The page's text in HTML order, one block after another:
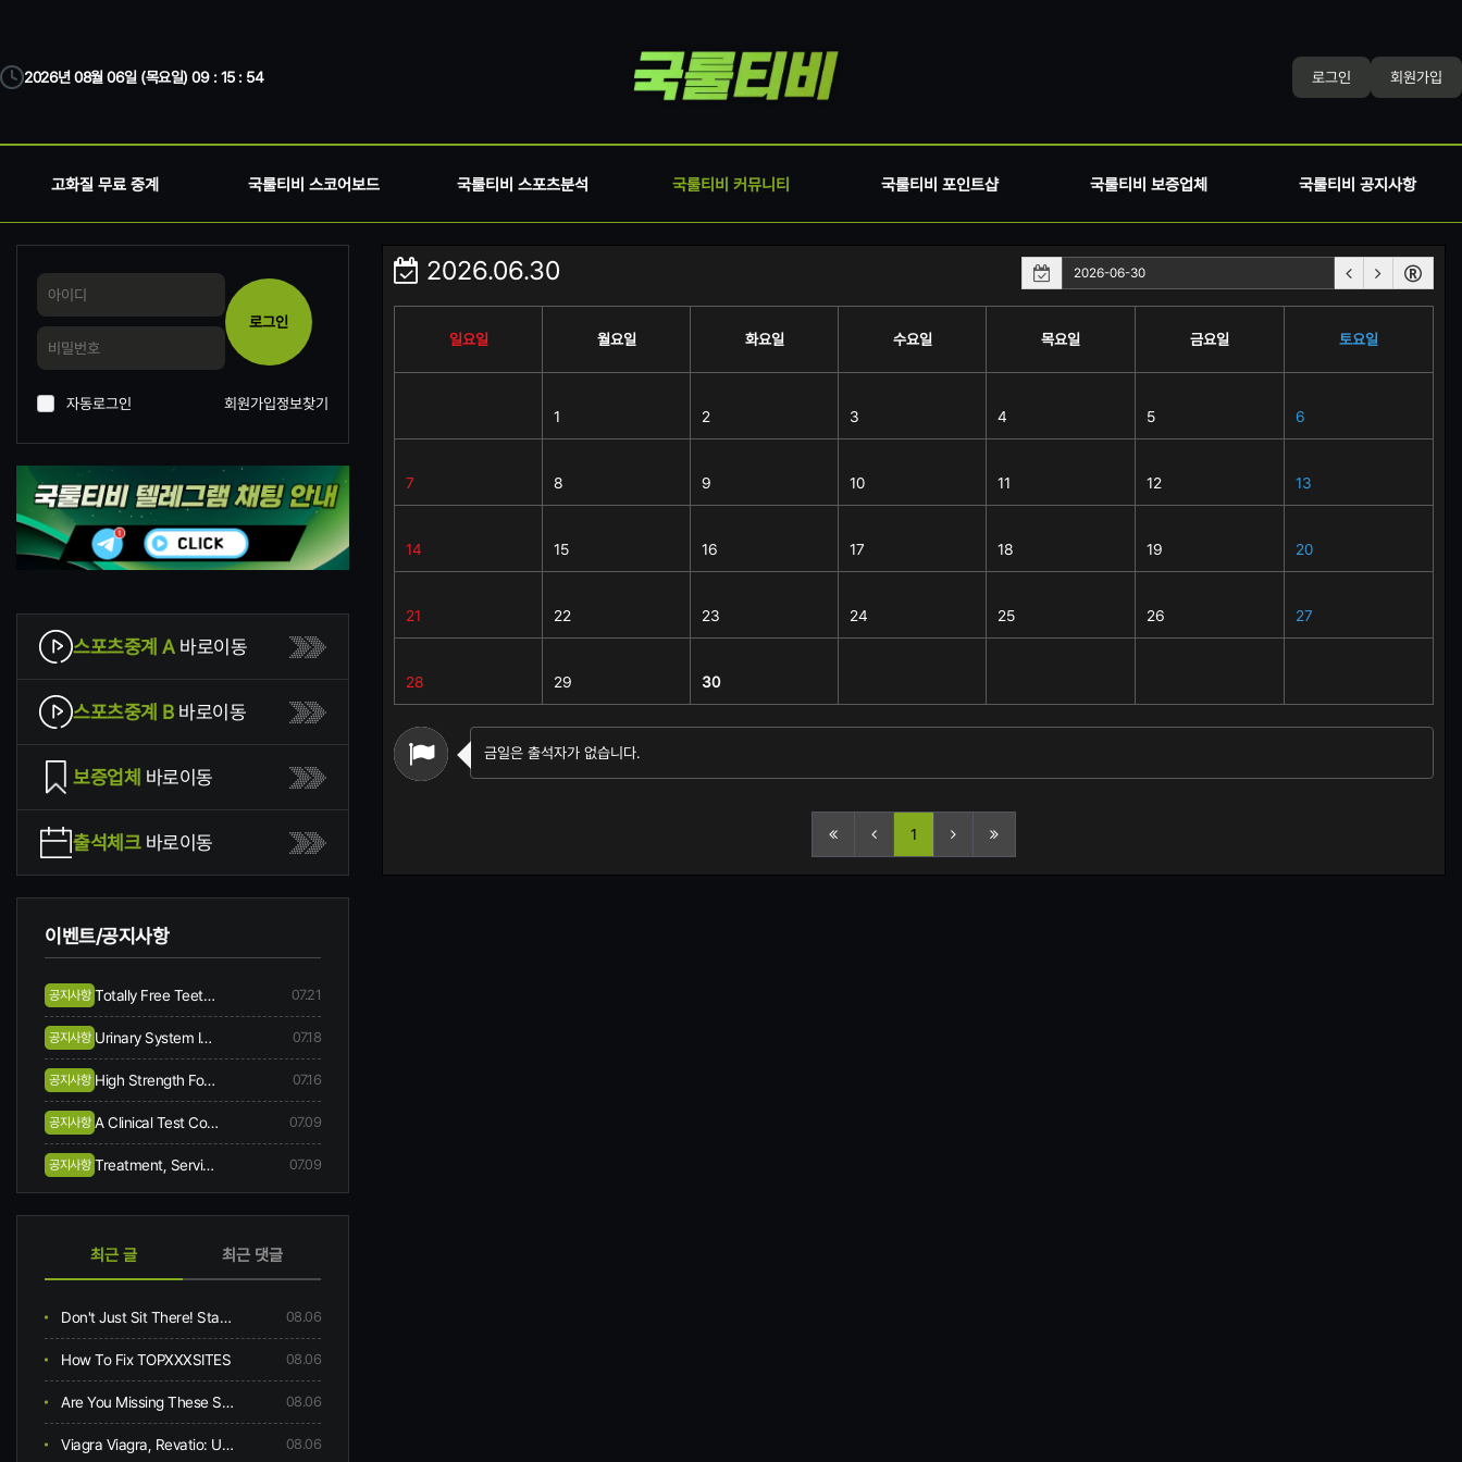
2026년 08월 06일 (목요일) 09 : 15 : 54 로그인 회원가입
고화질 무료 중계 국룰티비 스코어보드 국룰티비 스포츠분석 국룰티비 커뮤니티 국룰티비 포인트샵 국룰티비 보증업체 국룰티비 공지사항
2026.06.30
일요일 월요일 화요일 수요일 목요일 금요일 토요일
1 2 3 4 5 6
7 8 9 10 11 12 13
14 15 16 17 18 19 20
21 22 23 24 25 26 27
28 29 30
금일은 출석자가 없습니다.
1
로그인
자동로그인 회원가입정보찾기
스포츠중계 A바로이동
스포츠중계 B바로이동
보증업체 바로이동
출석체크바로이동
이벤트/공지사항
공지사항 Totally Free Teeth Bleaching When You Begin Same-day Treatment 07.21
공지사항 Urinary System Incontinence Symptoms And Causes 07.18
공지사항 High Strength Focussed Ultrasound Hifu 07.16
공지사항 A Clinical Test Comes Along In Skin Collagen, Hydration, Flexibility, Creases, Scalp, And Hair Problem Following 12-week Oral Consumption Of A Supplement Having Hydrolysed Collagen 07.09
공지사항 Treatment, Service, And Area 07.09
최근 글 최근 댓글
Don't Just Sit There! Start Getting More Kasyno Bonus Bez Depozytu 08.06
How To Fix TOPXXXSITES 08.06
Are You Missing These Secret No-Fee Slavic Gems? 08.06
Viagra Viagra, Revatio: Uses, Pull Effects, Interactions, Pictures, Warnings & Dosing 08.06